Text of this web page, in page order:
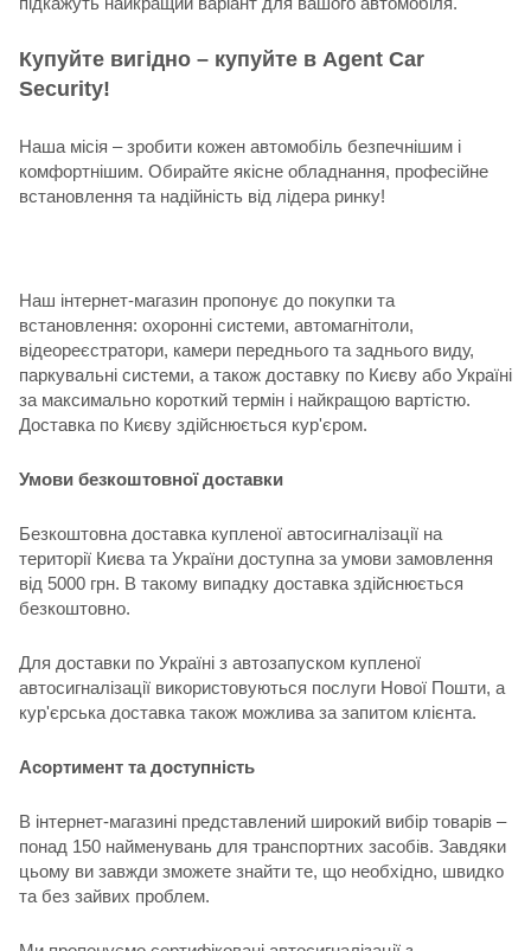
Купуйте вигідно – купуйте в Agent Car
Security!
Наша місія – зробити кожен автомобіль безпечнішим і
комфортнішим. Обирайте якісне обладнання, професійне
встановлення та надійність від лідера ринку!
Наш інтернет-магазин пропонує до покупки та
встановлення: охоронні системи, автомагнітоли,
відеореєстратори, камери переднього та заднього виду,
паркувальні системи, а також доставку по Києву або Україні
за максимально короткий термін і найкращою вартістю.
Доставка по Києву здійснюється кур'єром.
Умови безкоштовної доставки
Безкоштовна доставка купленої автосигналізації на
території Києва та України доступна за умови замовлення
від 5000 грн. В такому випадку доставка здійснюється
безкоштовно.
Для доставки по Україні з автозапуском купленої
автосигналізації використовуються послуги Нової Пошти, а
кур'єрська доставка також можлива за запитом клієнта.
Асортимент та доступність
В інтернет-магазині представлений широкий вибір товарів –
понад 150 найменувань для транспортних засобів. Завдяки
цьому ви завжди зможете знайти те, що необхідно, швидко
та без зайвих проблем.